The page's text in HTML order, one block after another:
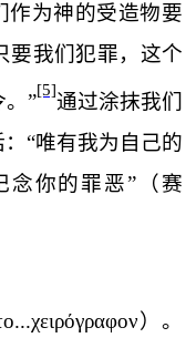
作为神的受造物要
要我们犯罪，这个
”[5]通过涂抹我们
“唯有我为自己的
念你的罪恶”（赛
）。